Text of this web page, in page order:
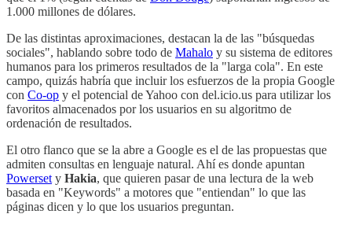
1.000 millones de dólares.
De las distintas aproximaciones, destacan la de las "búsquedas
sociales", hablando sobre todo de Mahalo y su sistema de editores
humanos para los primeros resultados de la "larga cola". En este
campo, quizás habría que incluir los esfuerzos de la propia Google
con Co-op y el potencial de Yahoo con del.icio.us para utilizar los
favoritos almacenados por los usuarios en su algoritmo de
ordenación de resultados.
El otro flanco que se la abre a Google es el de las propuestas que
admiten consultas en lenguaje natural. Ahí es donde apuntan
Powerset y Hakia, que quieren pasar de una lectura de la web
basada en "Keywords" a motores que "entiendan" lo que las
páginas dicen y lo que los usuarios preguntan.